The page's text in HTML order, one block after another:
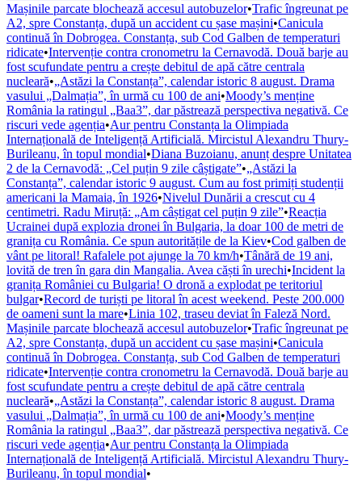
Mașinile parcate blochează accesul autobuzelor•Trafic îngreunat pe
A2, spre Constanța, după un accident cu șase mașini•Canicula
continuă în Dobrogea. Constanța, sub Cod Galben de temperaturi
ridicate•Intervenție contra cronometru la Cernavodă. Două barje au
fost scufundate pentru a crește debitul de apă către centrala
nucleară•„Astăzi la Constanța”, calendar istoric 8 august. Drama
vasului „Dalmația”, în urmă cu 100 de ani•Moody’s menține
România la ratingul „Baa3”, dar păstrează perspectiva negativă. Ce
riscuri vede agenția•Aur pentru Constanța la Olimpiada
Internațională de Inteligență Artificială. Mircistul Alexandru Thury-
Burileanu, în topul mondial•Diana Buzoianu, anunț despre Unitatea
2 de la Cernavodă: „Cel puțin 9 zile câștigate”•„Astăzi la
Constanța”, calendar istoric 9 august. Cum au fost primiți studenții
americani la Mamaia, în 1926•Nivelul Dunării a crescut cu 4
centimetri. Radu Miruță: „Am câștigat cel puțin 9 zile”•Reacția
Ucrainei după explozia dronei în Bulgaria, la doar 100 de metri de
granița cu România. Ce spun autoritățile de la Kiev•Cod galben de
vânt pe litoral! Rafalele pot ajunge la 70 km/h•Tânără de 19 ani,
lovită de tren în gara din Mangalia. Avea căști în urechi•Incident la
granița României cu Bulgaria! O dronă a explodat pe teritoriul
bulgar•Record de turiști pe litoral în acest weekend. Peste 200.000
de oameni sunt la mare•Linia 102, traseu deviat în Faleză Nord.
Mașinile parcate blochează accesul autobuzelor•Trafic îngreunat pe
A2, spre Constanța, după un accident cu șase mașini•Canicula
continuă în Dobrogea. Constanța, sub Cod Galben de temperaturi
ridicate•Intervenție contra cronometru la Cernavodă. Două barje au
fost scufundate pentru a crește debitul de apă către centrala
nucleară•„Astăzi la Constanța”, calendar istoric 8 august. Drama
vasului „Dalmația”, în urmă cu 100 de ani•Moody’s menține
România la ratingul „Baa3”, dar păstrează perspectiva negativă. Ce
riscuri vede agenția•Aur pentru Constanța la Olimpiada
Internațională de Inteligență Artificială. Mircistul Alexandru Thury-
Burileanu, în topul mondial•